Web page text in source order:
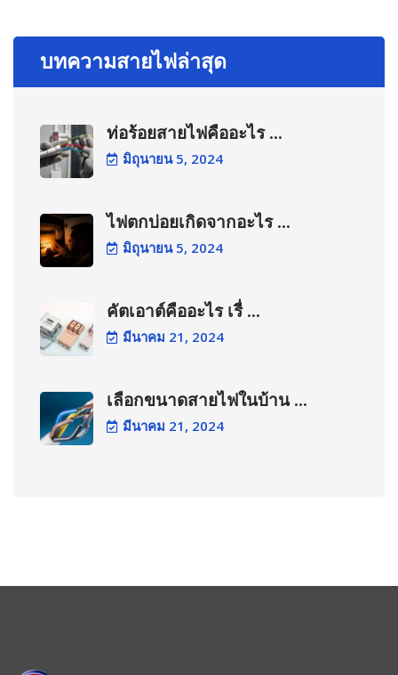
บทความสายไฟล่าสุด
ท่อร้อยสายไฟคืออะไร ...
มิถุนายน 5, 2024
ไฟตกบ่อยเกิดจากอะไร ...
มิถุนายน 5, 2024
คัตเอาต์คืออะไร เรื่ ...
มีนาคม 21, 2024
เลือกขนาดสายไฟในบ้าน ...
มีนาคม 21, 2024